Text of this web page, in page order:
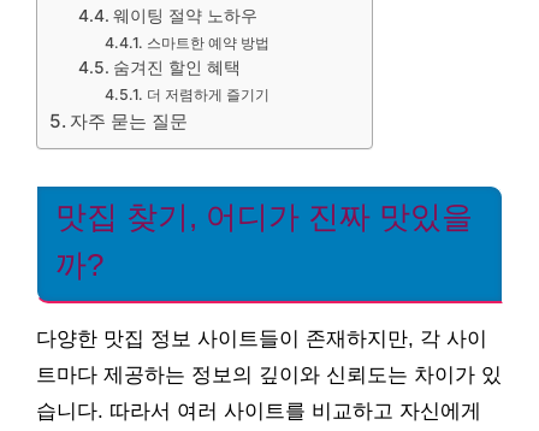
웨이팅 절약 노하우
스마트한 예약 방법
숨겨진 할인 혜택
더 저렴하게 즐기기
자주 묻는 질문
맛집 찾기, 어디가 진짜 맛있을
까?
다양한 맛집 정보 사이트들이 존재하지만, 각 사이
트마다 제공하는 정보의 깊이와 신뢰도는 차이가 있
습니다. 따라서 여러 사이트를 비교하고 자신에게